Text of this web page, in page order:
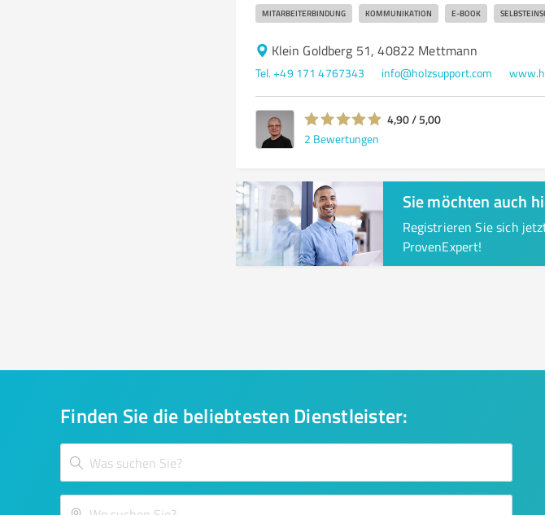
MITARBEITERBINDUNG KOMMUNIKATION E-BOOK
Klein Goldberg 51, 40822 Mettmann
Tel. +49 171 4767343 info@holzsupport.com
4,90 / 5,00
2 Bewertungen
Sie möchten auch
Registrieren Sie sich
ProvenExpert!
Finden Sie die beliebtesten Dienstleister: